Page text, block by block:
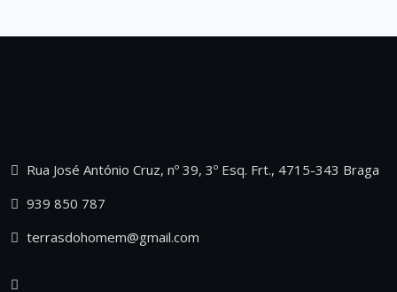
Rua José António Cruz, nº 39, 3º Esq. Frt., 4715-343 Braga
939 850 787
terrasdohomem@gmail.com